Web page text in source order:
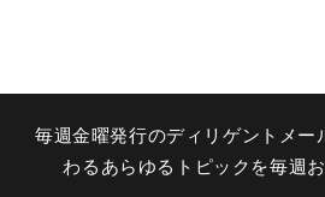
毎週金曜発行のディリゲントメー
わるあらゆるトピックを毎週